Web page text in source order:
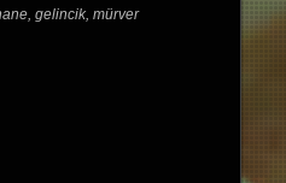
gelincik, mürver